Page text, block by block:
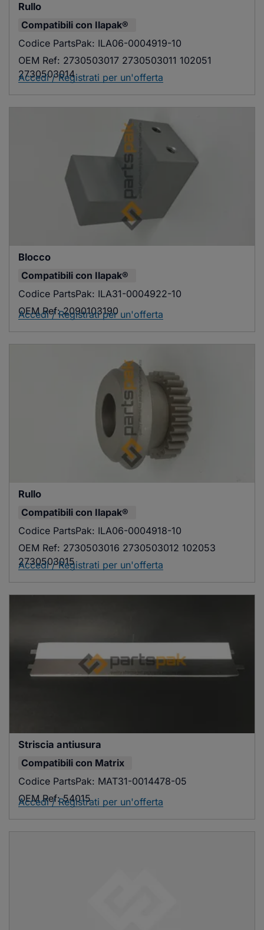
Rullo
Compatibili con Ilapak®
Codice PartsPak: ILA06-0004919-10
OEM Ref: 2730503017 2730503011 102051
2730503014
Accedi / Registrati per un'offerta
Blocco
Compatibili con Ilapak®
Codice PartsPak: ILA31-0004922-10
OEM Ref: 2090103190
Accedi / Registrati per un'offerta
Rullo
Compatibili con Ilapak®
Codice PartsPak: ILA06-0004918-10
OEM Ref: 2730503016 2730503012 102053
2730503015
Accedi / Registrati per un'offerta
Striscia antiusura
Compatibili con Matrix
Codice PartsPak: MAT31-0014478-05
OEM Ref: 54015
Accedi / Registrati per un'offerta